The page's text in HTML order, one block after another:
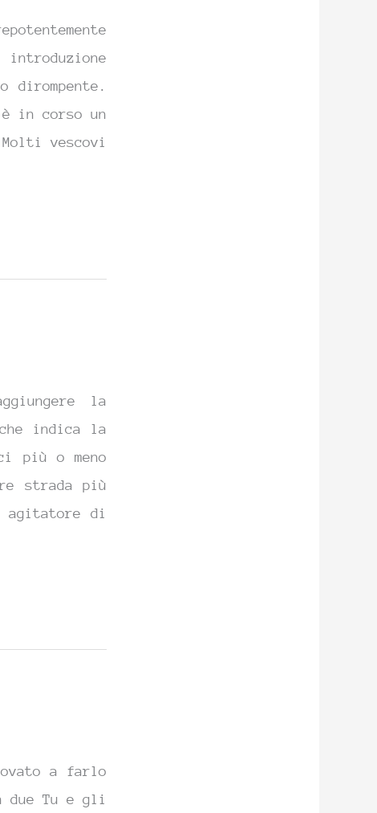
dirompente.
in corso un
vescovi
la
indica la
più o meno
strada più
agitatore di
a farlo
due Tu e gli